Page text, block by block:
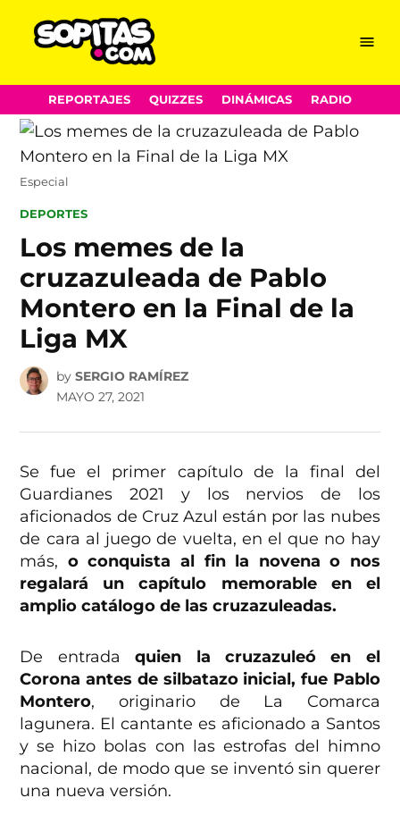
Skip
to
content
Menu
REPORTAJES QUIZZES DINÁMICAS RADIO
Especial
POSTED
DEPORTES
Los memes de la
cruzazuleada de Pablo
Montero en la Final de la
Liga MX
by SERGIO RAMÍREZ
MAYO 27, 2021
Se fue el primer capítulo de la final del
Guardianes 2021 y los nervios de los
aficionados de Cruz Azul están por las nubes
de cara al juego de vuelta, en el que no hay
más, o conquista al fin la novena o nos
regalará un capítulo memorable en el
amplio catálogo de las cruzazuleadas.
De entradaquien la cruzazuleó en el
Corona antes de silbatazo inicial, fue Pablo
Montero, originario de La Comarca
lagunera. El cantante es aficionado a Santos
y se hizo bolas con las estrofas del himno
nacional, de modo que se inventó sin querer
una nueva versión.